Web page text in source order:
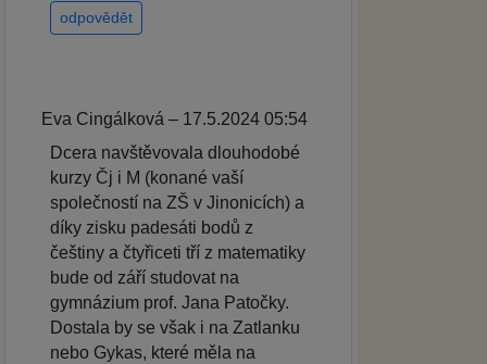
odpovědět
Eva Cingálková – 17.5.2024 05:54
Dcera navštěvovala dlouhodobé
kurzy Čj i M (konané vaší
společností na ZŠ v Jinonicích) a
díky zisku padesáti bodů z
češtiny a čtyřiceti tří z matematiky
bude od září studovat na
gymnázium prof. Jana Patočky.
Dostala by se však i na Zatlanku
nebo Gykas, které měla na